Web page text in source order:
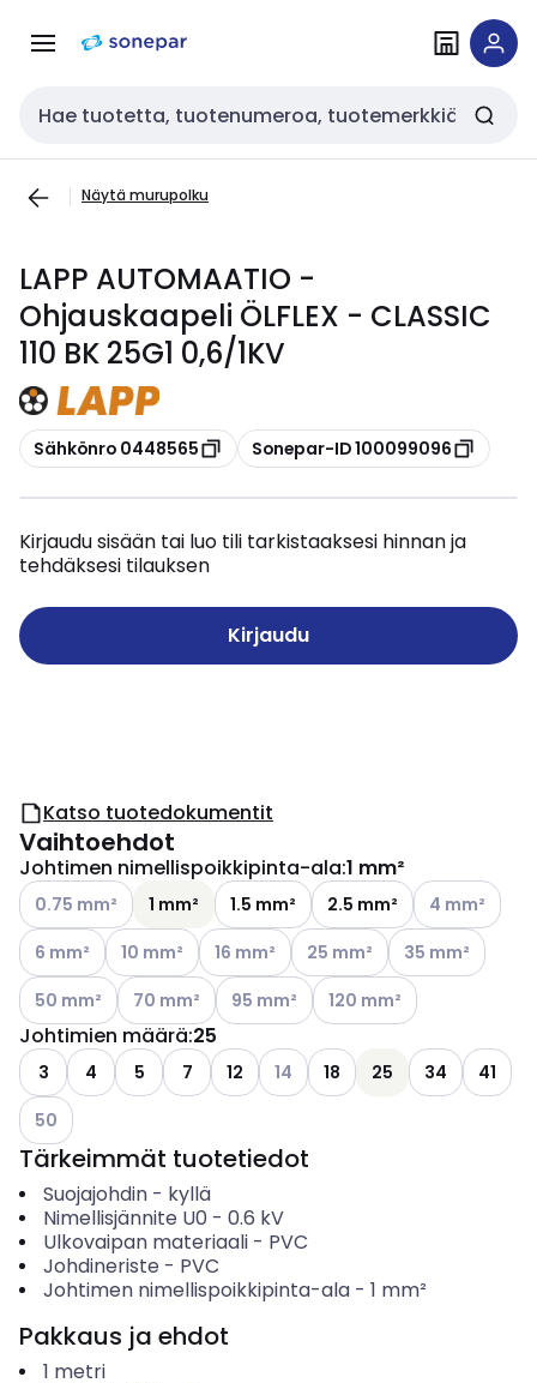
navigointiinsisältöön
Haku
Näytä murupolku
LAPP AUTOMAATIO -
Ohjauskaapeli ÖLFLEX - CLASSIC
110 BK 25G1 0,6/1KV
Kopioi
Sähkönro 0448565 Kopioi
Sonepar-ID 100099096
Kirjaudu sisään tai luo tili tarkistaaksesi hinnan ja
tehdäksesi tilauksen
Kirjaudu
Katso tuotedokumentit
Vaihtoehdot
Johtimen nimellispoikkipinta-ala:1 mm²
Katso käytettävissä olevat vaihtoehdot
0.75 mm² 1 mm² 1.5 mm² 2.5 mm² Katso
4 mm²
Katso käytettävissä olevat vaihtoehdot
6 mm² Katso käytettävissä olevat vaihtoehdot
10 mm² Katso käytettävissä olevat vaihtoehdot
16 mm² Katso käytettävissä olevat
25 mm² Katso
35 mm²
Katso käytettävissä olevat vaihtoehdot
50 mm² Katso käytettävissä olevat vaihtoehdot
70 mm² Katso käytettävissä olevat
95 mm² Katso käytettävissä
120 mm²
Johtimien määrä:25
3 4 5 7 12 Katso käytettävissä olevat
14 18 25 34
41
Katso käytettävissä olevat vaihtoehdot
50
Tärkeimmät tuotetiedot
Suojajohdin- kyllä
Nimellisjännite U0 - 0.6 kV
Ulkovaipan materiaali- PVC
Johdineriste - PVC
Johtimen nimellispoikkipinta-ala- 1 mm²
Pakkaus ja ehdot
1 metri